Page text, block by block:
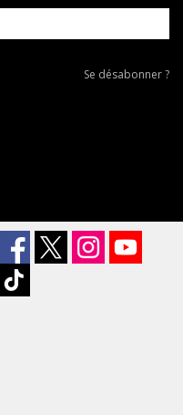
Se
Se désabonner ?